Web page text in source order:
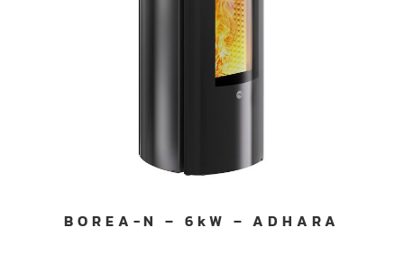
BOREA-N – 6kW – ADHARA